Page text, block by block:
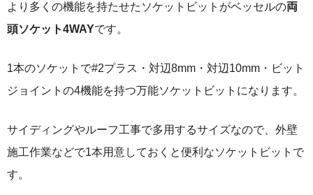
より多くの機能を持たせたソケットビットがベッセルの両
頭ソケット4WAYです。
1本のソケットで#2プラス・対辺8mm・対辺10mm・ビット
ジョイントの4機能を持つ万能ソケットビットになります。
サイディングやルーフ工事で多用するサイズなので、外壁
施工作業などで1本用意しておくと便利なソケットビットで
す。